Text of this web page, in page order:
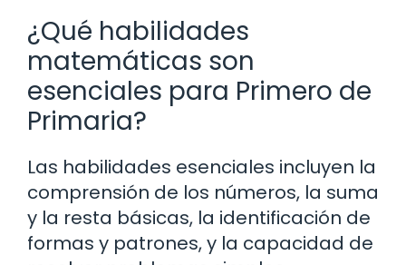
¿Qué habilidades
matemáticas son
esenciales para Primero de
Primaria?
Las habilidades esenciales incluyen la
comprensión de los números, la suma
y la resta básicas, la identificación de
formas y patrones, y la capacidad de